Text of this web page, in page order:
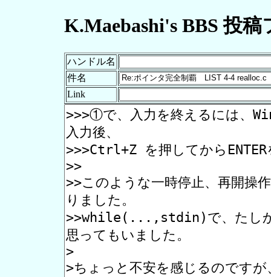
K.Maebashi's BBS 投稿
ハンドル名
件名
Link